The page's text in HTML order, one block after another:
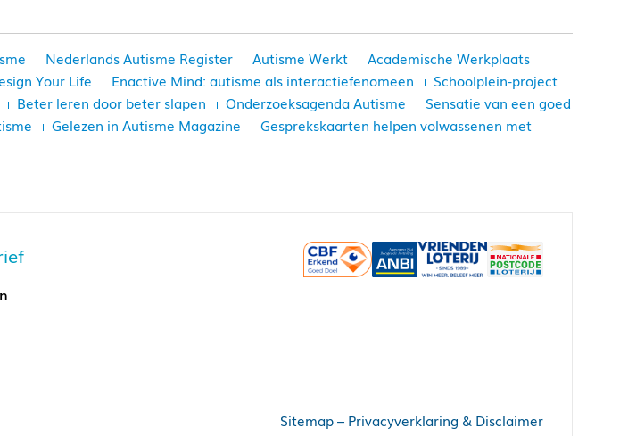
Nederlands Autisme Register Autisme Werkt
Academische Werkplaats
Your Life Enactive Mind: autisme als interactiefenomeen
Schoolplein-project
Beter leren door beter slapen Onderzoeksagenda Autisme
Sensatie van een goed
Gelezen in Autisme Magazine
Gesprekskaarten helpen volwassenen met
Sitemap– Privacyverklaring & Disclaimer